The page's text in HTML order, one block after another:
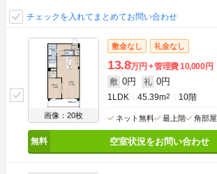
チェックを入れてまとめてお問い合わせ
画像：20枚
敷金なし 礼金なし
13.8万円 管理費10,000円
敷 0円 礼 0円
1LDK 45.39m2 10階
ネット無料 最上階 角部屋
空室状況をお問い合わせ